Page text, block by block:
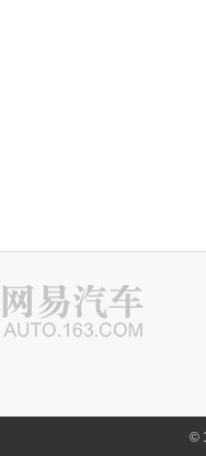
©